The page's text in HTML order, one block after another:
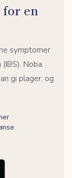
en
symptomer
Noba
gi plager, og